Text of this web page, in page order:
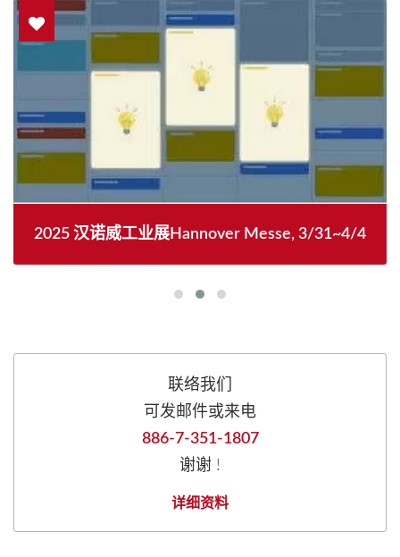
2025 汉诺威工业展Hannover Messe, 3/31~4/4
联络我们
可发邮件或来电
886-7-351-1807
谢谢 !
详细资料